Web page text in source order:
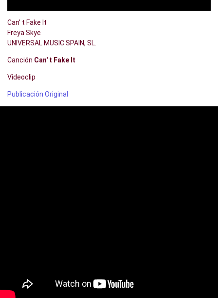
Can’ t Fake It
Freya Skye
UNIVERSAL MUSIC SPAIN, SL.
Canción Can' t Fake It
Videoclip
Publicación Original